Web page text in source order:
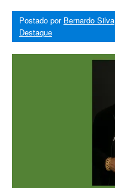
Postado por Bernardo Silva
Destaque